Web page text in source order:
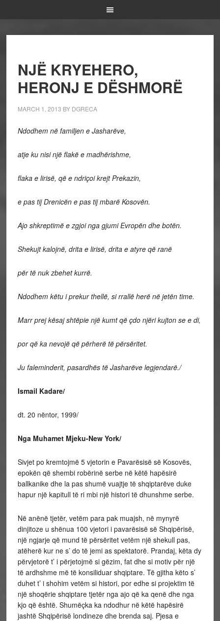
NJË KRYEHERO,
HERONJ E DËSHMORË
MARCH 1, 2013 BY DGRECA
Ndodhem në familjen e Jasharëve,
atje ku nisi një flakë e madhërishme,
flaka e lirisë, që e ndriçoi krejt Prekazin,
e pas tij Drenicën e pas tij mbarë Kosovën.
Ajo shkreptimë e zgjoi nga gjumi Evropën dhe botën.
Shekujt kalojnë, drita e lirisë, drita e atyre që ranë
për të nuk zbehet kurrë.
Ndodhem këtu i prekur thellë, si rrallë herë në jetën time.
Marr prej kësaj shtëpie një kumt që çdo njëri kujton se e di,
por që ka nevojë që përherë të përsëritet.
Ju faleminderit, pasardhës të Jasharëve legjendarë./
Ismail Kadare/
dt. 20 nëntor, 1999/
Nga Muhamet Mjeku-New York/
Sivjet po kremtojmë 5 vjetorin e Pavarësisë së Kosovës,
epokën që shembi robërinë serbe në këtë hapësirë
ballkanike dhe la pas shumë vuajtje të shqiptarëve duke
hapur një kapitull të ri mbi një histori të dhunshme serbe.
Në anënë tjetër, vetëm para pak muajsh, në mynyrë
dinjitoze u shënua 100 vjetori i pavarësisë së Shqipërisë,
një ngjarje që mund të përsëritet vetëm një shekull pas,
atëherë kur ne s’ do të jemi as spektatorë. Prandaj, këta dy
përvjetorë t’ i përjetojmë si gëzim, fat dhe si motiv për një
të ardhshme më të konsiliduar shqiptare. Të gjitha këto s’
duhet t’ i shohim vetëm si histori, por edhe si projektim të
një shoqërie shqiptare tjetër nga ajo që ka qenë dhe nga
kjo që është. Shumëçka ka ndodhur në këtë hapësirë
jashtë Shqipërisë londineze dhe brenda saj. Pjesa e